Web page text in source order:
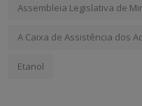
Assembleia Legislativa de
A Caixa de Assistência dos
Etanol